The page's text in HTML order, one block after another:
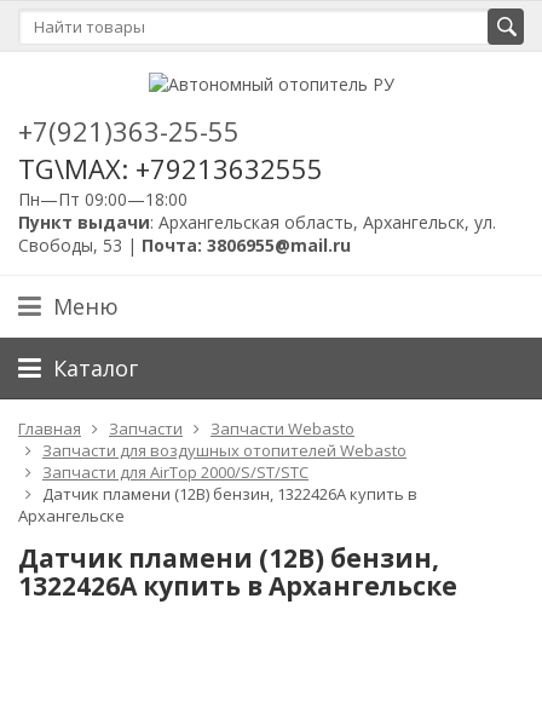
+7(921)363-25-55
TG\MAX: +79213632555
Пн—Пт 09:00—18:00
Пункт выдачи: Архангельская область, Архангельск, ул.
Свободы, 53 | Почта: 3806955@mail.ru
Меню
Каталог
Главная Запчасти
Запчасти Webasto
Запчасти для воздушных отопителей Webasto
Запчасти для AirTop 2000/S/ST/STC
Датчик пламени (12В) бензин, 1322426A купить в
Архангельске
Датчик пламени (12В) бензин,
1322426A купить в Архангельске